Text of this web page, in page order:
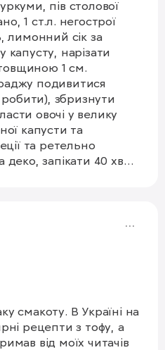
пів столової
1 ст.л. негострої
лимонний сік за
1 см.
подивитися
робити), збризнути
овочі у велику
капусти та
та ретельно
запікати 40 хв
смакоту. В Україні на
рецепти з тофу, а
від моїх читачів